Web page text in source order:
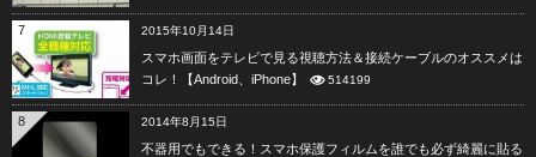
7 2015年10月14日
スマホ画面をテレビで見る視聴方法＆接続ケーブルのオススメは
コレ！【Android、iPhone】
514199
8 2014年8月15日
不器用でもできる！スマホ保護フィルムを誰でも必ず綺麗に貼る